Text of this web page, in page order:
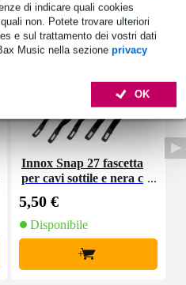
di indicare quali cookies
non. Potete trovare ulteriori
e sul trattamento dei vostri dati
Music nella sezione privacy
OK
Innox Snap 27 fascetta
per cavi sottile e nera c
(10 pezzi)
5,50 €
Disponibile
+